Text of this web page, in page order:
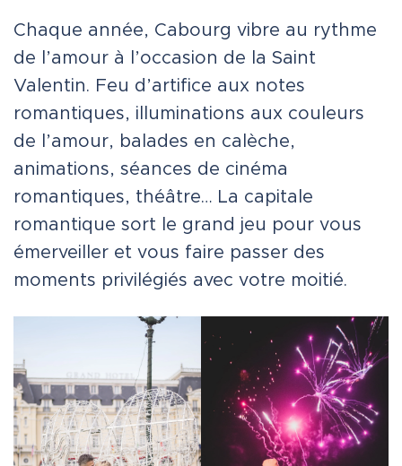
Chaque année, Cabourg vibre au rythme
de l’amour à l’occasion de la Saint
Valentin. Feu d’artifice aux notes
romantiques, illuminations aux couleurs
de l’amour, balades en calèche,
animations, séances de cinéma
romantiques, théâtre… La capitale
romantique sort le grand jeu pour vous
émerveiller et vous faire passer des
moments privilégiés avec votre moitié.